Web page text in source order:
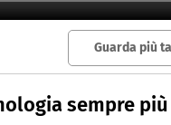
Guarda più
sempre